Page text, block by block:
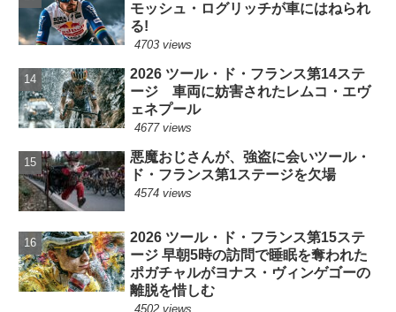
モッシュ・ログリッチが車にはねられ
る!
4703 views
2026 ツール・ド・フランス第14ステ
ージ 車両に妨害されたレムコ・エヴ
ェネプール
4677 views
悪魔おじさんが、強盗に会いツール・
ド・フランス第1ステージを欠場
4574 views
2026 ツール・ド・フランス第15ステ
ージ 早朝5時の訪問で睡眠を奪われた
ポガチャルがヨナス・ヴィンゲゴーの
離脱を惜しむ
4502 views